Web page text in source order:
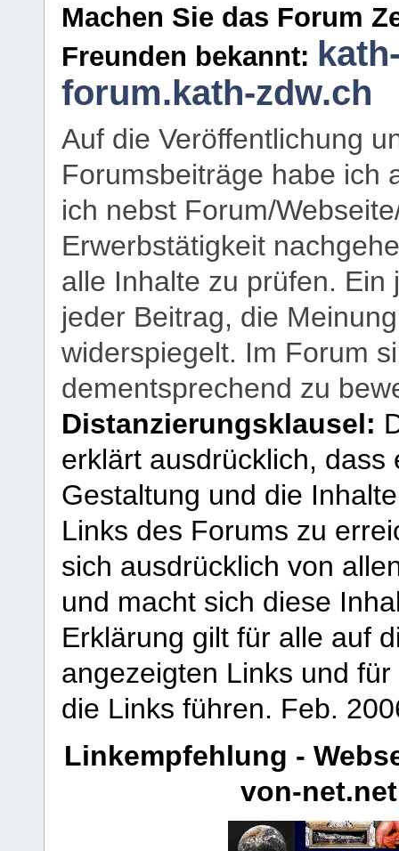
Machen Sie das Forum
Freunden bekannt:
forum.kath-zdw.ch
Auf die Veröffentlichung
Forumsbeiträge habe ich
ich nebst Forum/
Erwerbstätigkeit
alle Inhalte zu prüfen.
jeder Beitrag, die
widerspiegelt. Im Forum
dementsprechend zu
Distanzierungsklausel:
erklärt ausdrücklich,
Gestaltung und die
Links des Forums zu
sich ausdrücklich von
und macht sich diese
Erklärung gilt für alle auf
angezeigten Links und
die Links führen. Feb.
Linkempfehlung -
von-net.net